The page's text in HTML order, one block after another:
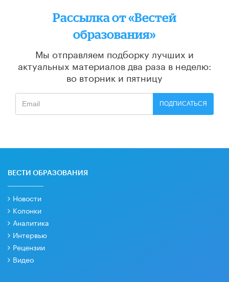
Рассылка от «Вестей
образования»
Мы отправляем подборку лучших и
актуальных материалов два раза в неделю:
во вторник и пятницу
ПОДПИСАТЬСЯ
ВЕСТИ ОБРАЗОВАНИЯ
Новости
Колонки
Аналитика
Интервью
Рецензии
Видео